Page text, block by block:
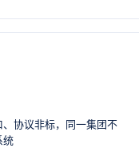
协议非标，同一集团不
统